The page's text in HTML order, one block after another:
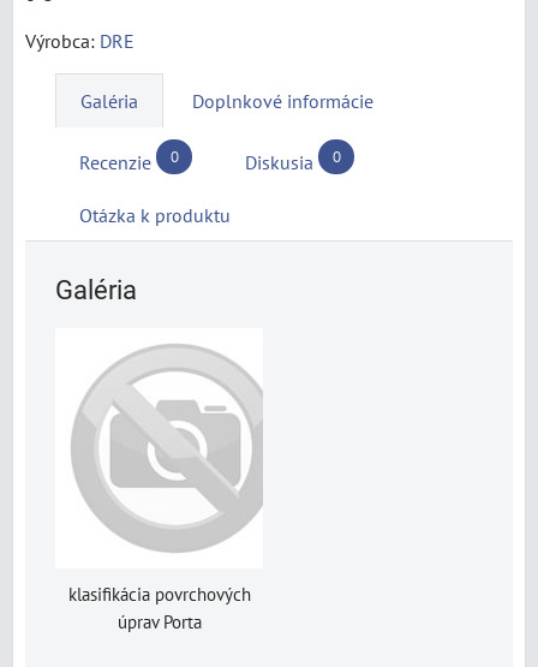
Výrobca: DRE
Galéria Doplnkové informácie
Recenzie 0 Diskusia 0
Otázka k produktu
Galéria
klasifikácia povrchových
úprav Porta